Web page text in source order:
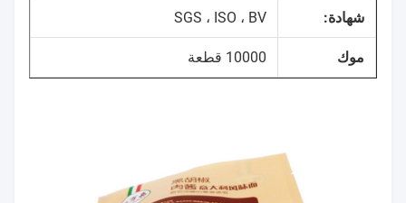
شهادة: SGS ، ISO ، BV
موك 10000 قطعة